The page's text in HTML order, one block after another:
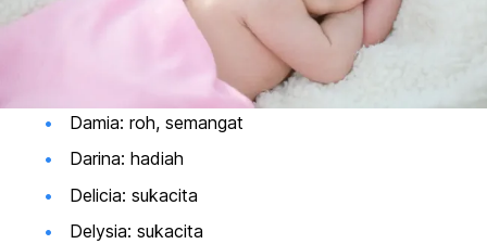
Damia: roh, semangat
Darina: hadiah
Delicia: sukacita
Delysia: sukacita